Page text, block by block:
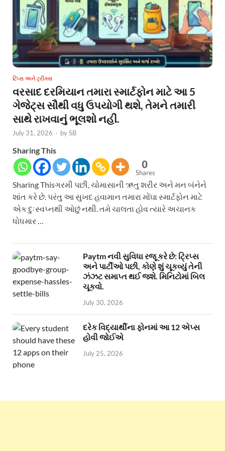
ટિપ્સ અને ટ્રીક્સ
વરસાદ દરમિયાન તમારા સ્માર્ટફોન માટે આ 5
ગેજેટ્સ સૌથી વધુ ઉપયોગી થશે, તેમને તમારી
સાથે રાખવાનું ભૂલશો નહીં.
July 31, 2026 - bySB
Sharing This
0
Shares
Sharing Thisગરમી પછી, ચોમાસાની ઋતુ શરીર અને મન બંનેને
શાંત કરે છે. પરંતુ આ સુખદ હવામાન તમારા મોંઘા સ્માર્ટફોન માટે
એક દુઃસ્વપ્નથી ઓછું નથી. તમે ચાલતા હોવ ત્યારે અચાનક
ધોધમાર …
Paytm નવી સુવિધા રજૂ કરે છે: ટ્રિપ્સ
અને પાર્ટીઓ પછી, કોણે શું ચૂકવ્યું તેની
ઝંઝટ સમાપ્ત થઈ જશે. મિનિટોમાં બિલ
ચૂકવો.
July 30, 2026
દરેક વિદ્યાર્થીના ફોનમાં આ 12 એપ્સ
હોવી જોઈએ
July 25, 2026